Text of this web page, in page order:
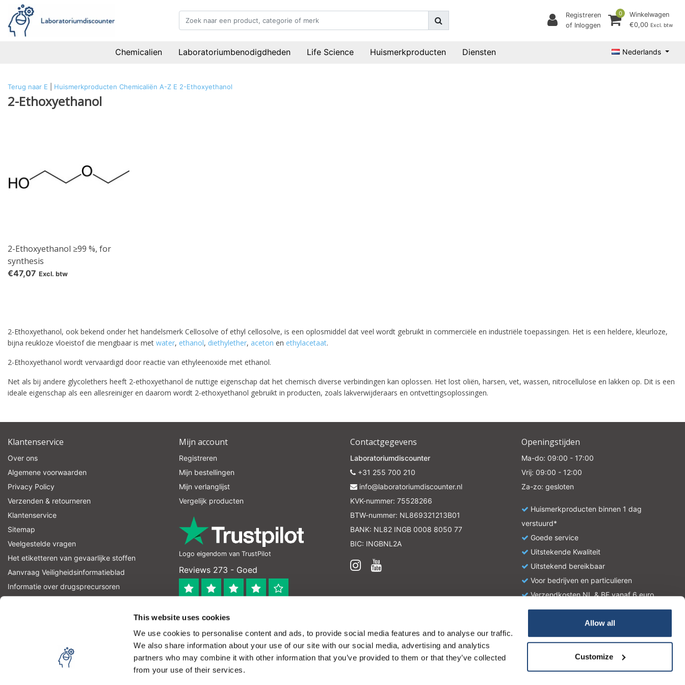
This website uses cookies
We use cookies to personalise content and ads, to provide social media features and to analyse our traffic.
We also share information about your use of our site with our social media, advertising and analytics
partners who may combine it with other information that you’ve provided to them or that they’ve collected
from your use of their services.
Allow all
Customize
Registreren
of Inloggen
0
Winkelwagen
€0,00 Excl. btw
Chemicalien Laboratoriumbenodigdheden Life Science Huismerkproducten Diensten Nederlands
Terug naar E Huismerkproducten Chemicaliën A-Z E 2-Ethoxyethanol
2-Ethoxyethanol
2-Ethoxyethanol ≥99 %, for
synthesis
€47,07 Excl. btw
2-Ethoxyethanol, ook bekend onder het handelsmerk Cellosolve of ethyl cellosolve, is een oplosmiddel dat veel wordt gebruikt in commerciële en industriële toepassingen. Het is een heldere, kleurloze,
bijna reukloze vloeistof die mengbaar is met water, ethanol, diethylether, aceton en ethylacetaat.
2-Ethoxyethanol wordt vervaardigd door reactie van ethyleenoxide met ethanol.
Net als bij andere glycolethers heeft 2-ethoxyethanol de nuttige eigenschap dat het chemisch diverse verbindingen kan oplossen. Het lost oliën, harsen, vet, wassen, nitrocellulose en lakken op. Dit is een
ideale eigenschap als een allesreiniger en daarom wordt 2-ethoxyethanol gebruikt in producten, zoals lakverwijderaars en ontvettingsoplossingen.
Klantenservice
Over ons
Algemene voorwaarden
Privacy Policy
Verzenden & retourneren
Klantenservice
Sitemap
Veelgestelde vragen
Het etiketteren van gevaarlijke stoffen
Aanvraag Veiligheidsinformatieblad
Informatie over drugsprecursoren
Mijn account
Registreren
Mijn bestellingen
Mijn verlanglijst
Vergelijk producten
Logo eigendom van TrustPilot
Reviews 273 - Goed
Contactgegevens
Laboratoriumdiscounter
+31 255 700 210
info@laboratoriumdiscounter.nl
KVK-nummer: 75528266
BTW-nummer: NL869321213B01
BANK: NL82 INGB 0008 8050 77
BIC: INGBNL2A
Openingstijden
Ma-do: 09:00 - 17:00
Vrij: 09:00 - 12:00
Za-zo: gesloten
Huismerkproducten binnen 1 dag
verstuurd*
Goede service
Uitstekende Kwaliteit
Uitstekend bereikbaar
Voor bedrijven en particulieren
Verzendkosten NL & BE vanaf 6 euro
Let op! Op onze productomschrijvingen kunnen geen rechten verleend worden en zijn enkel ter educatie en/of informatie en zijn geen handleiding of omschrijving hoe u het
product kan en mag gebruiken. U bent zelf verantwoordelijk voor het toepassen van eventuele nationale en internationale wetgeving omtrent het gebruik van chemicaliën.